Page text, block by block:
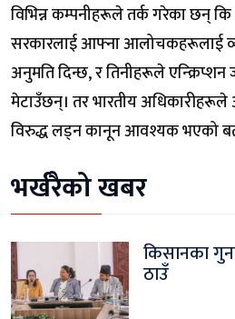
विभिन्न कम्पनीहरूले तर्क गरेका छन्
सरकारलाई आफ्ना आलोचकहरूलाई
अनुमति दिन्छ, र तिनीहरूले एन्क्रिप्शन
मेटाउँछन्। तर भारतीय
विरुद्ध लड्न कानून आवश्यक भएको
भर्खरैको खबर
किसानका
ठाउँ